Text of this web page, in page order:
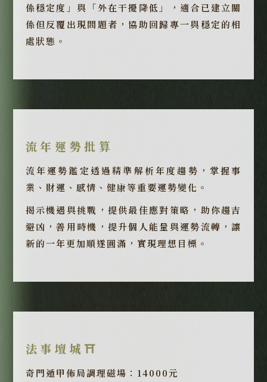
係穩定度」與「外在干擾降低」，適合已建立關
係但反覆出現問題者，協助回歸專一與穩定的相
處狀態。
流年運勢批算
流年運勢鑑定透過精準解析年度趨勢，掌握事
業、財運、感情、健康等重要運勢變化。
揭示機遇與挑戰，提供最佳應對策略，助你趨吉
避凶，善用時機，提升個人能量與運勢流轉，讓
新的一年更加順遂圓滿，實現理想目標。
法事壇城⛩️
奇門遁甲佈局調理磁場：14000元